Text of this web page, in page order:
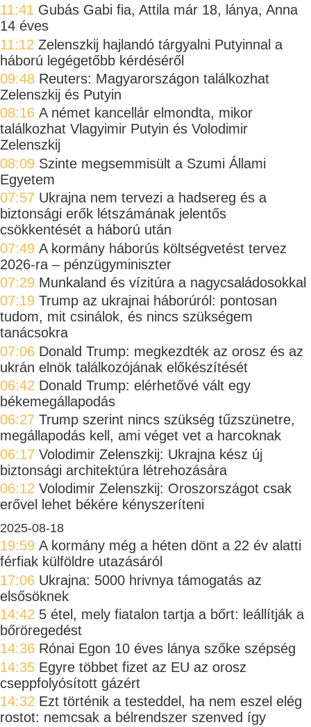
11:41 Gubás Gabi fia, Attila már 18, lánya, Anna
14 éves
11:12 Zelenszkij hajlandó tárgyalni Putyinnal a
háború legégetőbb kérdéséről
09:48 Reuters: Magyarországon találkozhat
Zelenszkij és Putyin
08:16 A német kancellár elmondta, mikor
találkozhat Vlagyimir Putyin és Volodimir
Zelenszkij
08:09 Szinte megsemmisült a Szumi Állami
Egyetem
07:57 Ukrajna nem tervezi a hadsereg és a
biztonsági erők létszámának jelentős
csökkentését a háború után
07:49 A kormány háborús költségvetést tervez
2026-ra – pénzügyminiszter
07:29 Munkaland és vízitúra a nagycsaládosokkal
07:19 Trump az ukrajnai háborúról: pontosan
tudom, mit csinálok, és nincs szükségem
tanácsokra
07:06 Donald Trump: megkezdték az orosz és az
ukrán elnök találkozójának előkészítését
06:42 Donald Trump: elérhetővé vált egy
békemegállapodás
06:27 Trump szerint nincs szükség tűzszünetre,
megállapodás kell, ami véget vet a harcoknak
06:17 Volodimir Zelenszkij: Ukrajna kész új
biztonsági architektúra létrehozására
06:12 Volodimir Zelenszkij: Oroszországot csak
erővel lehet békére kényszeríteni
2025-08-18
19:59 A kormány még a héten dönt a 22 év alatti
férfiak külföldre utazásáról
17:06 Ukrajna: 5000 hrivnya támogatás az
elsősöknek
14:42 5 étel, mely fiatalon tartja a bőrt: leállítják a
bőröregedést
14:36 Rónai Egon 10 éves lánya szőke szépség
14:35 Egyre többet fizet az EU az orosz
cseppfolyósított gázért
14:32 Ezt történik a testeddel, ha nem eszel elég
rostot: nemcsak a bélrendszer szenved így